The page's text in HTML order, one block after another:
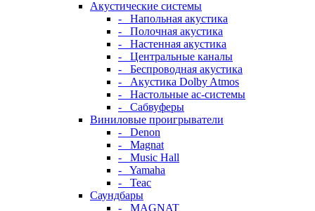
Акустические системы
- Напольная акустика
- Полочная акустика
- Настенная акустика
- Центральные каналы
- Беспроводная акустика
- Акустика Dolby Atmos
- Настольные ас-системы
- Сабвуферы
Виниловые проигрыватели
- Denon
- Magnat
- Music Hall
- Yamaha
- Teac
Саундбары
- MAGNAT